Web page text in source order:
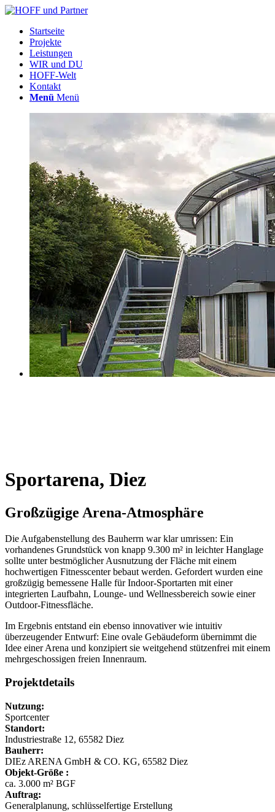
Startseite
Projekte
Leistungen
WIR und DU
HOFF-Welt
Kontakt
Menü Menü
Sportarena, Diez
Großzügige Arena-Atmosphäre
Die Aufgabenstellung des Bauherrn war klar umrissen: Ein
vorhandenes Grundstück von knapp 9.300 m² in leichter Hanglage
sollte unter bestmöglicher Ausnutzung der Fläche mit einem
hochwertigen Fitnesscenter bebaut werden. Gefordert wurden eine
großzügig bemessene Halle für Indoor-Sportarten mit einer
integrierten Laufbahn, Lounge- und Wellnessbereich sowie einer
Outdoor-Fitnessfläche.
Im Ergebnis entstand ein ebenso innovativer wie intuitiv
überzeugender Entwurf: Eine ovale Gebäudeform übernimmt die
Idee einer Arena und konzipiert sie weitgehend stützenfrei mit einem
mehrgeschossigen freien Innenraum.
Projektdetails
Nutzung:
Sportcenter
Standort:
Industriestraße 12, 65582 Diez
Bauherr:
DIEz ARENA GmbH & CO. KG, 65582 Diez
Objekt-Größe :
ca. 3.000 m² BGF
Auftrag:
Generalplanung, schlüsselfertige Erstellung